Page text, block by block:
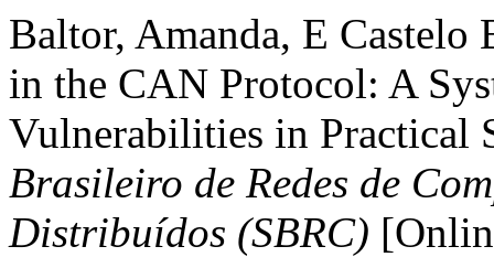
Baltor, Amanda, E
in the CAN Protocol: A
Vulnerabilities in Practical
Brasileiro de Redes de
Distribuídos (SBRC)